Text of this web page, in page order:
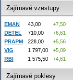
Zajímavé vzestupy
EMAN 43,00
+7,50
DETEL
710,00
+6,61
PRAPM
228,00
+5,56
VIG
1 797,00
+5,09
RBI
1 575,50 +4,61
Zajímavé poklesy